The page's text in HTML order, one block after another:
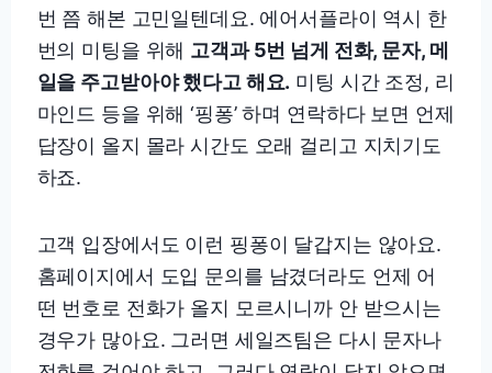
번 쯤 해본 고민일텐데요. 에어서플라이 역시 한
번의 미팅을 위해 고객과 5번 넘게 전화, 문자, 메
일을 주고받아야 했다고 해요. 미팅 시간 조정, 리
마인드 등을 위해 ‘핑퐁’ 하며 연락하다 보면 언제
답장이 올지 몰라 시간도 오래 걸리고 지치기도
하죠.
고객 입장에서도 이런 핑퐁이 달갑지는 않아요.
홈페이지에서 도입 문의를 남겼더라도 언제 어
떤 번호로 전화가 올지 모르시니까 안 받으시는
경우가 많아요. 그러면 세일즈팀은 다시 문자나